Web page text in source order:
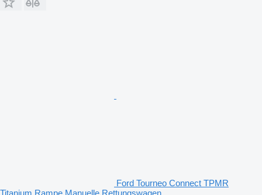
Ford Tourneo Connect TPMR
Titanium Rampe Manuelle Rettungswagen